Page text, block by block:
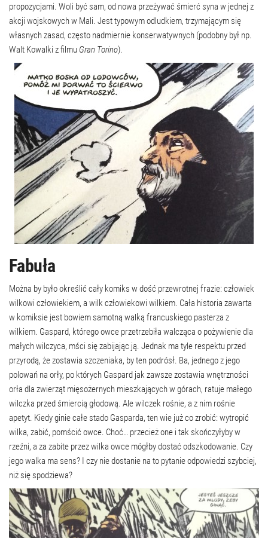
propozycjami. Woli być sam, od nowa przeżywać śmierć syna w jednej z
akcji wojskowych w Mali. Jest typowym odludkiem, trzymającym się
własnych zasad, często nadmiernie konserwatywnych (podobny był np.
Walt Kowalki z filmu Gran Torino).
Fabuła
Można by było określić cały komiks w dość przewrotnej frazie: człowiek
wilkowi człowiekiem, a wilk człowiekowi wilkiem. Cała historia zawarta
w komiksie jest bowiem samotną walką francuskiego pasterza z
wilkiem. Gaspard, którego owce przetrzebiła walcząca o pożywienie dla
małych wilczyca, mści się zabijając ją. Jednak ma tyle respektu przed
przyrodą, że zostawia szczeniaka, by ten podrósł. Ba, jednego z jego
polowań na orły, po których Gaspard jak zawsze zostawia wnętrzności
orła dla zwierząt mięsożernych mieszkających w górach, ratuje małego
wilczka przed śmiercią głodową. Ale wilczek rośnie, a z nim rośnie
apetyt. Kiedy ginie całe stado Gasparda, ten wie już co zrobić: wytropić
wilka, zabić, pomścić owce. Choć… przecież one i tak skończyłyby w
rzeźni, a za zabite przez wilka owce mógłby dostać odszkodowanie. Czy
jego walka ma sens? I czy nie dostanie na to pytanie odpowiedzi szybciej,
niż się spodziewa?